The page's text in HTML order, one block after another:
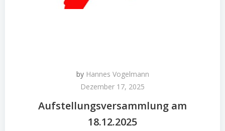
by Hannes Vogelmann
Dezember 17, 2025
Aufstellungsversammlung am
18.12.2025